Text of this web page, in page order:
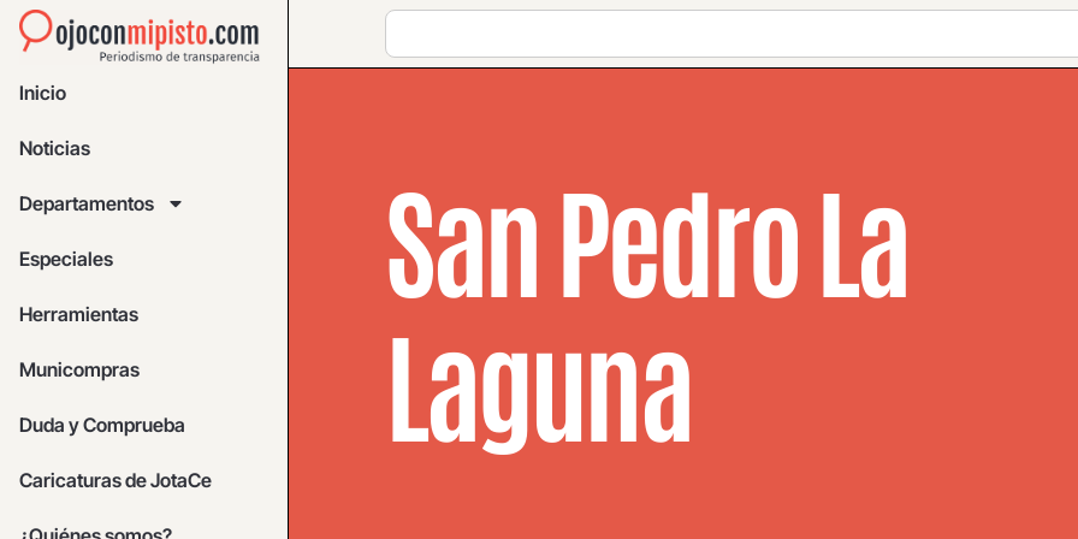
Inicio
Noticias
Departamentos
Especiales
Herramientas
Municompras
Duda y Comprueba
Caricaturas de JotaCe
San Pedro La
Laguna